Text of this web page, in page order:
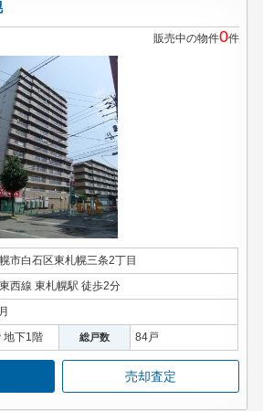
販売中の物件0件
市白石区東札幌三条2丁目
西線 東札幌駅 徒歩2分
地下1階 総戸数 84戸
売却査定